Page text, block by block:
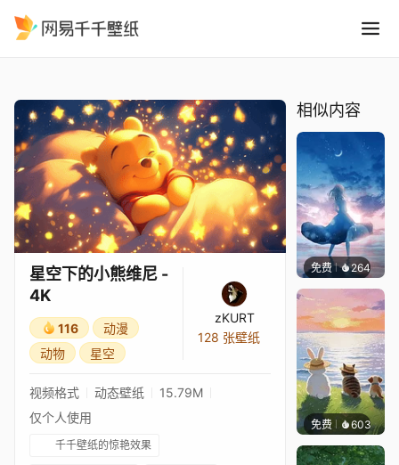
星空下的小熊维尼 -
4K
116
动漫
动物
星空
zKURT
128 张壁纸
视频格式 动态壁纸
15.79M
仅个人使用
千千壁纸的惊艳效果
相似内容
免费 264S37
免费 603渔小小